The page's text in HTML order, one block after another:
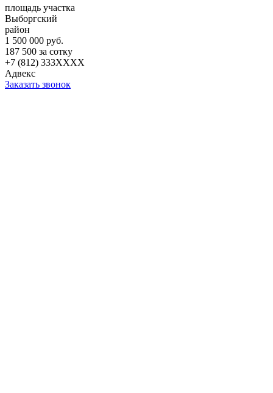
площадь участка
Выборгский
район
1 500 000 руб.
187 500 за сотку
+7 (812) 333XXXX
Адвекс
Заказать звонок